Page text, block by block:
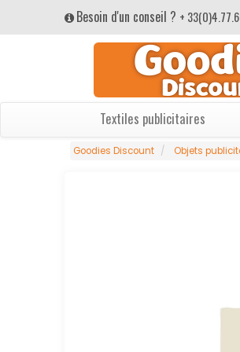
Besoin d'un conseil ? +
Textiles publicitaires
Goodies Discount Objets